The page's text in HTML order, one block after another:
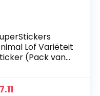
Lof Variëteit
(Pack van
7.11